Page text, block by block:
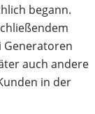
begann.
Generatoren
auch andere
in der